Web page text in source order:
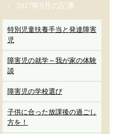
2017年9月の記事
特別児童扶養手当と発達障害
児
障害児の就学～我が家の体験
談
障害児の学校選び
子供に合った放課後の過ごし
方を！